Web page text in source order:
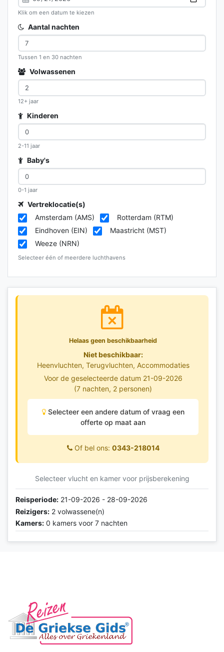
Klik om een datum te kiezen
Aantal nachten
Tussen 1 en 30 nachten
Volwassenen
12+ jaar
Kinderen
2-11 jaar
Baby's
0-1 jaar
Vertreklocatie(s)
Amsterdam (AMS)
Rotterdam (RTM)
Eindhoven (EIN)
Maastricht (MST)
Weeze (NRN)
Selecteer één of meerdere luchthavens
Helaas geen beschikbaarheid
Niet beschikbaar:
Heenvluchten, Terugvluchten, Accommodaties
Voor de geselecteerde datum 21-09-2026
(7 nachten, 2 personen)
Selecteer een andere datum of vraag een
offerte op maat aan
Of bel ons: 0343-218014
Selecteer vlucht en kamer voor prijsberekening
Reisperiode: 21-09-2026 - 28-09-2026
Reizigers: 2 volwassene(n)
Kamers: 0 kamers voor 7 nachten